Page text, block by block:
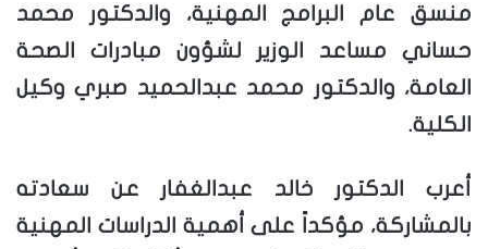
منسق عام البرامج المهنية، والدكتور محمد
حساني مساعد الوزير لشؤون مبادرات الصحة
العامة، والدكتور محمد عبدالحميد صبري وكيل
الكلية.
أعرب الدكتور خالد عبدالغفار عن سعادته
بالمشاركة، مؤكداً على أهمية الدراسات المهنية